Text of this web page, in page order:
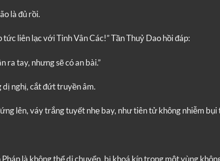
là đủ rồi.
tức liên lạc với Tinh Vân Các!” Tần Thuỷ Dao hồi đáp:
ra tay, nhưng sẽ có an bài.”
nghị, cắt đứt truyền âm.
lên, váy trắng tuyết nhẹ bay, như tiên tử không nhiễm